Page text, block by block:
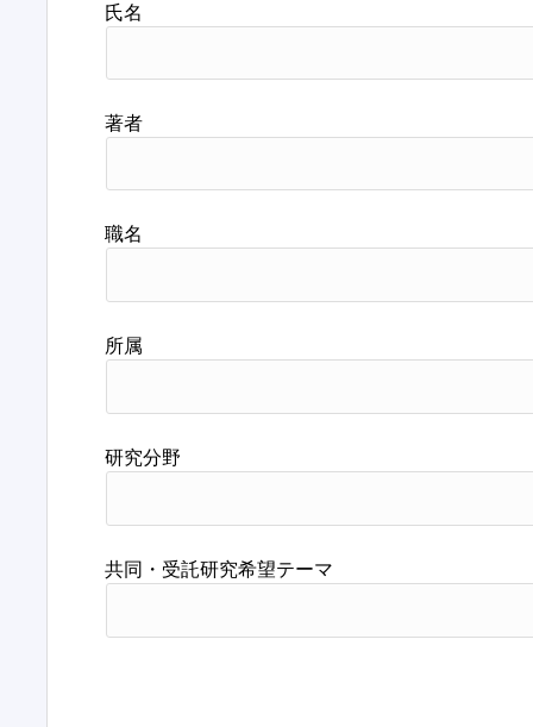
氏名
著者
職名
所属
研究分野
共同・受託研究希望テーマ